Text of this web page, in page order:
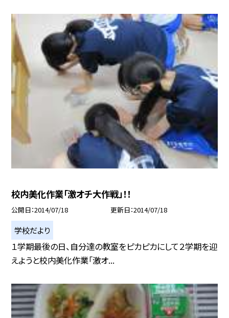
校内美化作業「激オチ大作戦」！！
公開日 2014/07/18 更新日 2014/07/18
学校だより
１学期最後の日、自分達の教室をピカピカにして２学期を迎
えようと校内美化作業「激オ...